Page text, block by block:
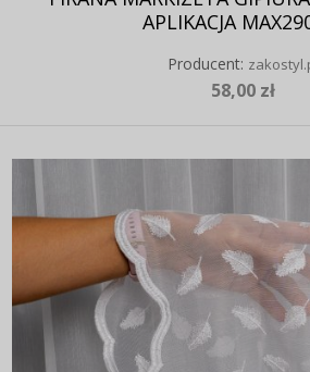
APLIKACJA
Producent:
58,00 zł